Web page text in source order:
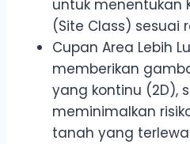
untuk menentukan
(Site Class) sesuai
Cupan Area Lebih
memberikan
yang kontinu (2D),
meminimalkan
tanah yang